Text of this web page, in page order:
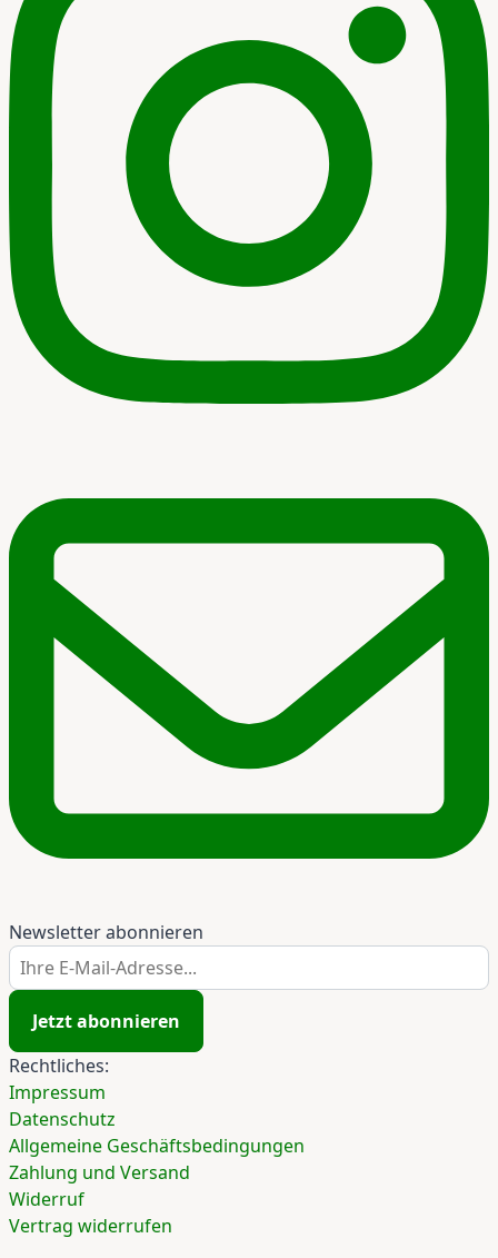
Newsletter abonnieren
Ihre E-Mail-Adresse...
Jetzt abonnieren
Rechtliches:
Impressum
Datenschutz
Allgemeine Geschäftsbedingungen
Zahlung und Versand
Widerruf
Vertrag widerrufen